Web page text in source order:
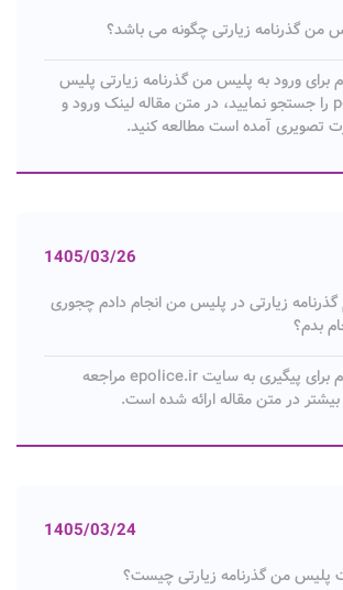
من گذرنامه زیارتی چگونه می باشد؟
برای ورود به پلیس من گذرنامه زیارتی پلیس
من یا policeman​ را جستجو نمایید، در متن مقاله لینک ورود و
تصویری آمده است مطالعه کنید.
1405/03/26
زیارتی در پلیس من انجام دادم چجوری
بدم؟
سلام برای پیگیری به سایت epolice.ir مراجعه
بیشتر در متن مقاله ارائه شده است.
1405/03/24
من گذرنامه زیارتی چیست؟